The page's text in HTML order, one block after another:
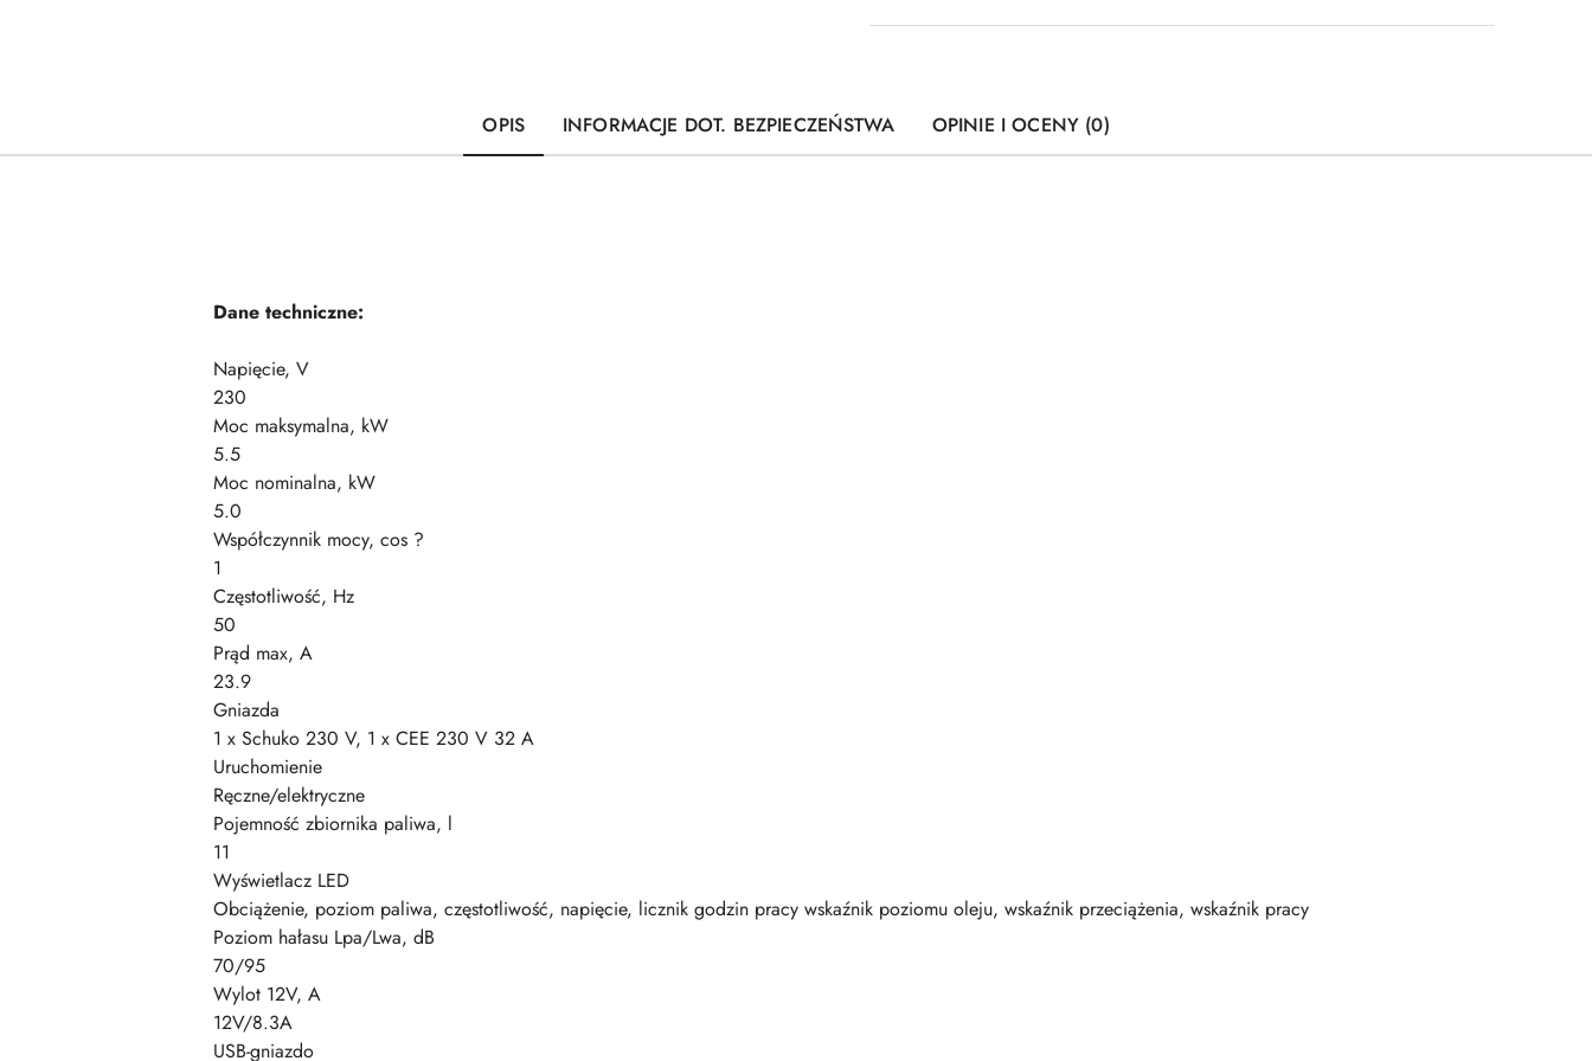
OPIS INFORMACJE DOT. BEZPIECZEŃSTWA OPINIE I OCENY (0)
Dane techniczne:
Napięcie, V
230
Moc maksymalna, kW
5.5
Moc nominalna, kW
5.0
Współczynnik mocy, cos ?
1
Częstotliwość, Hz
50
Prąd max, A
23.9
Gniazda
1 x Schuko 230 V, 1 x CEE 230 V 32 A
Uruchomienie
Ręczne/elektryczne
Pojemność zbiornika paliwa, l
11
Wyświetlacz LED
Obciążenie, poziom paliwa, częstotliwość, napięcie, licznik godzin pracy wskaźnik poziomu oleju, wskaźnik przeciążenia, wskaźnik pracy
Poziom hałasu Lpa/Lwa, dB
70/95
Wylot 12V, A
12V/8.3A
USB-gniazdo